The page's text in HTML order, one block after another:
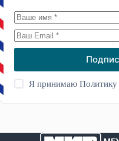
Я принимаюПолитику